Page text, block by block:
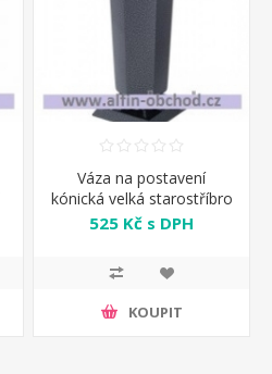
Váza na postavení
kónická velká starostříbro
525 Kč s DPH
KOUPIT